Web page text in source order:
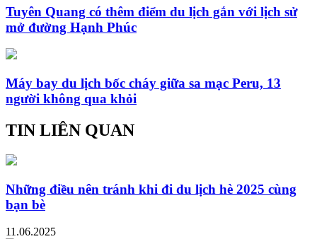
Tuyên Quang có thêm điểm du lịch gắn với lịch sử
mở đường Hạnh Phúc
Máy bay du lịch bốc cháy giữa sa mạc Peru, 13
người không qua khỏi
TIN LIÊN QUAN
Những điều nên tránh khi đi du lịch hè 2025 cùng
bạn bè
11.06.2025